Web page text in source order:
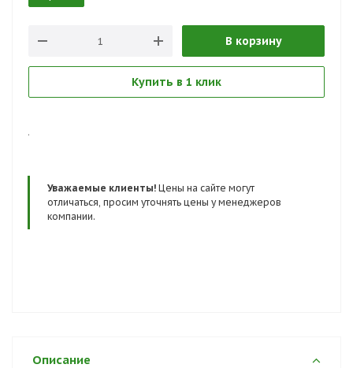
амортизации, волокно с антибактериальной пропиткой
Основная среда применения:
Вне помещений, среда с риском прокола подошвы, в
условиях низких температур, в сложных условиях.
В корзину
Купить в 1 клик
.
Уважаемые клиенты! Цены на сайте могут
отличаться, просим уточнять цены у менеджеров
компании.
Описание